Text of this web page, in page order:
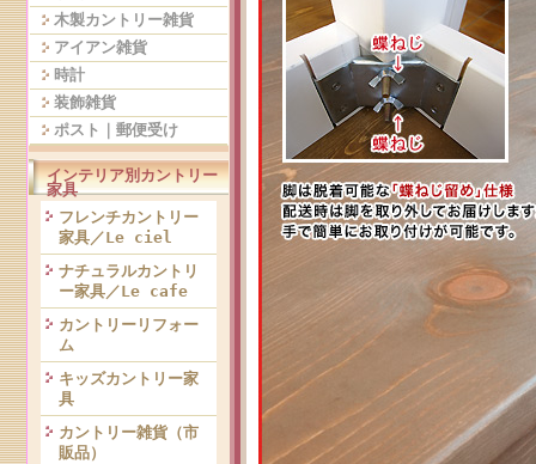
木製カントリー雑貨
アイアン雑貨
時計
装飾雑貨
ポスト｜郵便受け
インテリア別カントリー
家具
フレンチカントリー
家具／Le ciel
ナチュラルカントリ
ー家具／Le cafe
カントリーリフォー
ム
キッズカントリー家
具
カントリー雑貨（市
販品）